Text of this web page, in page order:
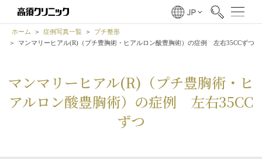
ホーム 症例写真一覧
プチ整形
マンマリーヒアル(R)（プチ豊胸術・ヒアルロン酸豊胸術）の症例 左右35CCずつ
マンマリーヒアル(R)（プチ豊胸術・ヒ
アルロン酸豊胸術）の症例 左右35CC
ずつ